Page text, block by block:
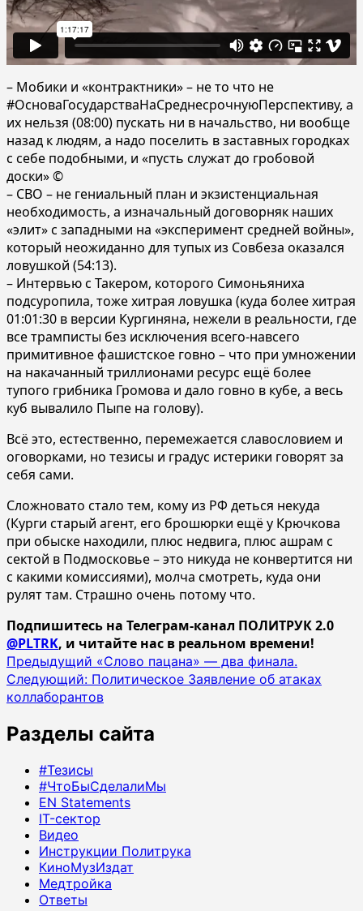
– Мобики и «контрактники» – не то что не
#ОсноваГосударстваНаСреднесрочнуюПерспективу, а
их нельзя (08:00) пускать ни в начальство, ни вообще
назад к людям, а надо поселить в заставных городках
с себе подобными, и «пусть служат до гробовой
доски» ©
– СВО – не гениальный план и экзистенциальная
необходимость, а изначальный договорняк наших
«элит» с западными на «эксперимент средней войны»,
который неожиданно для тупых из Совбеза оказался
ловушкой (54:13).
– Интервью с Такером, которого Симоньяниха
подсуропила, тоже хитрая ловушка (куда более хитрая
01:01:30 в версии Кургиняна, нежели в реальности, где
все трамписты без исключения всего-навсего
примитивное фашистское говно – что при умножении
на накачанный триллионами ресурс ещё более
тупого грибника Громова и дало говно в кубе, а весь
куб вывалило Пыпе на голову).
Всё это, естественно, перемежается славословием и
оговорками, но тезисы и градус истерики говорят за
себя сами.
Сложновато стало тем, кому из РФ деться некуда
(Курги старый агент, его брошюрки ещё у Крючкова
при обыске находили, плюс недвига, плюс ашрам с
сектой в Подмосковье – это никуда не конвертится ни
с какими комиссиями), молча смотреть, куда они
рулят там. Страшно очень потому что.
Подпишитесь на Телеграм-канал ПОЛИТРУК 2.0
@PLTRK, и читайте нас в реальном времени!
Навигация
записи
Предыдущий «Слово пацана» — два финала.
Следующий: Политическое Заявление об атаках
коллаборантов
Разделы сайта
#Тезисы
#ЧтоБыСделалиМы
EN Statements
IT-сектор
Видео
Инструкции Политрука
КиноМузИздат
Медтройка
Ответы